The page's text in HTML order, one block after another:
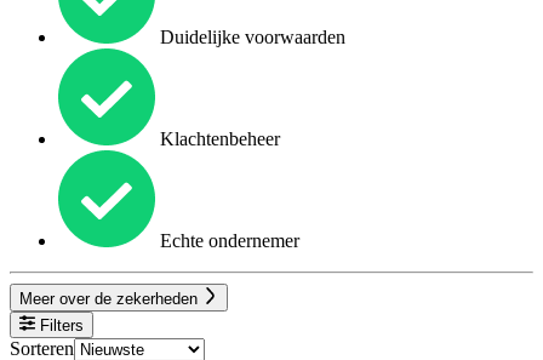
Duidelijke voorwaarden
Klachtenbeheer
Echte ondernemer
Meer over de zekerheden
Filters
Sorteren